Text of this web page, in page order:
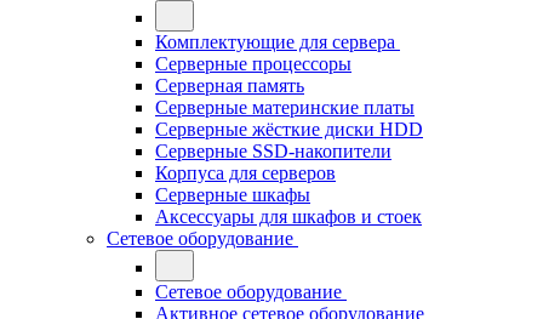
Комплектующие для сервера
Серверные процессоры
Серверная память
Серверные материнские платы
Серверные жёсткие диски HDD
Серверные SSD-накопители
Корпуса для серверов
Серверные шкафы
Аксессуары для шкафов и стоек
Сетевое оборудование
Сетевое оборудование
Активное сетевое оборудование